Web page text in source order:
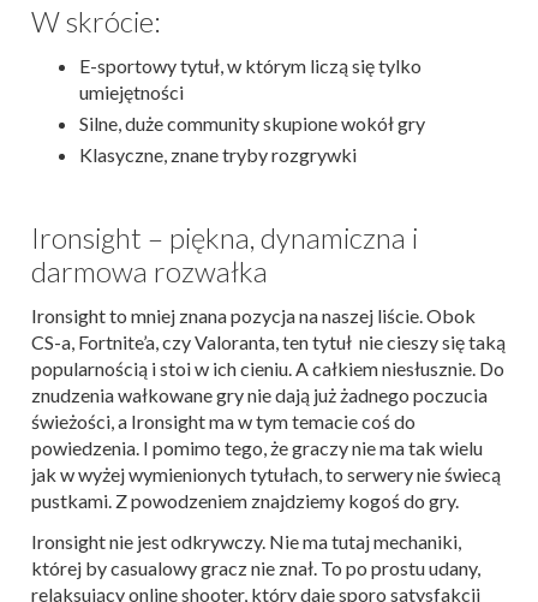
W skrócie:
E-sportowy tytuł, w którym liczą się tylko
umiejętności
Silne, duże community skupione wokół gry
Klasyczne, znane tryby rozgrywki
Ironsight – piękna, dynamiczna i
darmowa rozwałka
Ironsight to mniej znana pozycja na naszej liście. Obok
CS-a, Fortnite’a, czy Valoranta, ten tytuł nie cieszy się taką
popularnością i stoi w ich cieniu. A całkiem niesłusznie. Do
znudzenia wałkowane gry nie dają już żadnego poczucia
świeżości, a Ironsight ma w tym temacie coś do
powiedzenia. I pomimo tego, że graczy nie ma tak wielu
jak w wyżej wymienionych tytułach, to serwery nie świecą
pustkami. Z powodzeniem znajdziemy kogoś do gry.
Ironsight nie jest odkrywczy. Nie ma tutaj mechaniki,
której by casualowy gracz nie znał. To po prostu udany,
relaksujący online shooter, który daje sporo satysfakcji